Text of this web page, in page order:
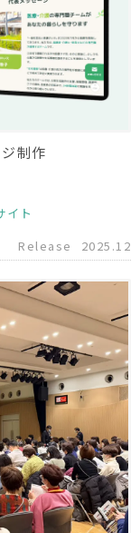
制作
イト
Release
2025.12